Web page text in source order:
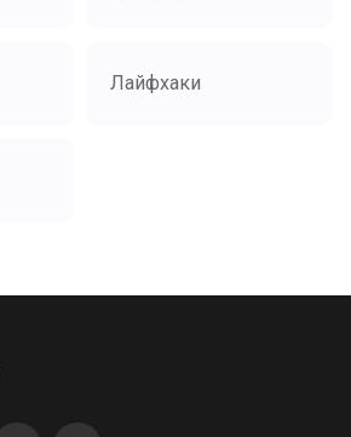
Лайфхаки